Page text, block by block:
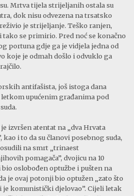
Mrtva tijela strijeljanih ostala su
dok nisu odvezena na trsatsko
je strijeljanje. Teško ranjen,
tako se primirio. Pred noć se konačno
portuna gdje ga je vidjela jedna od
koje je odmah došlo i odvuklo ga
antifašista, još istoga dana
upućenim građanima pod
izvršen atentat na „dva Hrvata
i to da su članovi posebnog suda,
osudili na smrt „trinaest
pomagača”, dvojicu na 10
oslobođen optužbe i pušten na
je ovaj potonji bio optužen „zato što
komunistički djelovao”. Cijeli letak